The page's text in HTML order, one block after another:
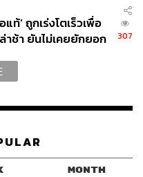
ท้’ ถูกเร่งโตเร็วเพื่อ
าช้า ยันไม่เคยยักยอก
307
MONTH